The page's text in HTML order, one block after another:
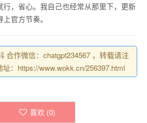
行，省心。我自己也经常从那里下，更新
官方节奏。
合作微信：chatgpt234567 ，转载请注
：https://www.wokk.cn/256397.html
喜欢 (0)